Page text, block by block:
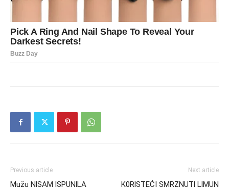
Previous article
Mužu NlSAM lSPUNlLA
Next article
K0RlSTEĆI SMRZNUTl LlMUN